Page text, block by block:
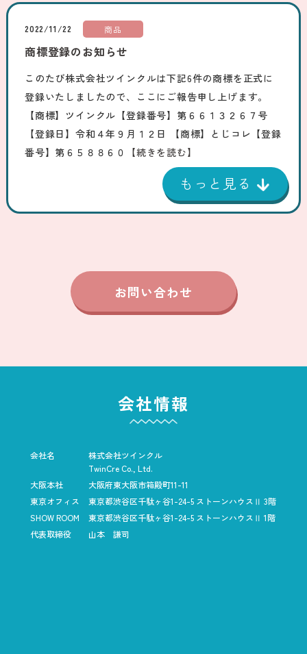
2022/11/22 商品
商標登録のお知らせ
このたび株式会社ツインクルは下記6件の商標を正式に
登録いたしましたので、ここにご報告申し上げます。
【商標】ツインクル【登録番号】第６６１３２６７号
【登録日】令和４年９月１２日 【商標】とじコレ【登録
番号】第６５８８６０
【続きを読む】
お問い合わせ
会社情報
会社名
株式会社ツインクル
TwinCre Co., Ltd.
大阪本社
大阪府東大阪市箱殿町11-11
東京オフィス
東京都渋谷区千駄ヶ谷1-24-5 ストーンハウスⅡ 3階
SHOW ROOM
東京都渋谷区千駄ヶ谷1-24-5 ストーンハウスⅡ 1階
代表取締役
山本 謙司